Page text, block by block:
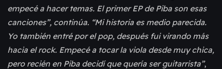
empecé a hacer temas. El primer EP de Piba son esas
canciones”, continúa. “Mi historia es medio parecida.
Yo también entré por el pop, después fui virando más
hacia el rock. Empecé a tocar la viola desde muy chica,
pero recién en Piba decidí que quería ser guitarrista”,